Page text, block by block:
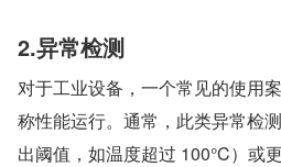
2.异常检测
对于工业设备，一个常见的使用
称性能运行。通常，此类异常检
出阈值，如温度超过 100°C）或